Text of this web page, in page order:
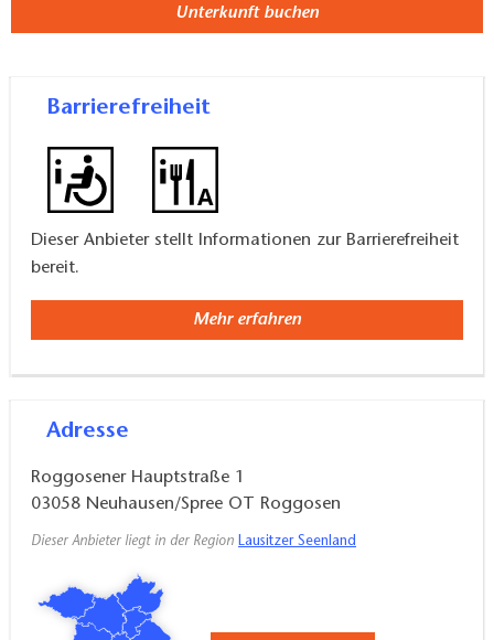
Unterkunft buchen
Barrierefreiheit
Dieser Anbieter stellt Informationen zur Barrierefreiheit
bereit.
Mehr erfahren
Adresse
Roggosener Hauptstraße 1
03058 Neuhausen/Spree OT Roggosen
Dieser Anbieter liegt in der Region Lausitzer Seenland